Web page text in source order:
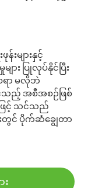
များနှင့်
ား ပြုလုပ်နိုင်ပြီး
ာ မလိုဘဲ
သည့် အစီအစဉ်ဖြစ်
ြင့် သင်သည်
းတွင် ပိုက်ဆံချွေတာ
း